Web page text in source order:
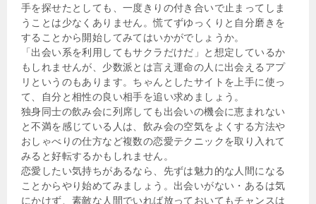
手を探せたとしても、一度きりの付き合いで止まってしま
うことは少なくありません。慌てずゆっくりと自分磨きを
することから開始してみてはいかがでしょうか。
「出会い系を利用してもサクラだけだ」と想定しているか
もしれませんが、少数派とは言え運命の人に出会えるアプ
リというのもあります。ちゃんとしたサイトを上手に使っ
て、自分と相性の良い相手を追い求めましょう。
独身同士の飲み会に列席しても出会いの機会に恵まれない
と不満を感じている人は、飲み会の空気をよくする方法や
おしゃべりの仕方など複数の恋愛テクニックを取り入れて
みると好転するかもしれません。
恋愛したい気持ちがあるなら、先ずは魅力的な人間になる
ことからやり始めてみましょう。出会いがない・あるは気
にかけず、素敵な人間でいれば放っておいてもチャンスは